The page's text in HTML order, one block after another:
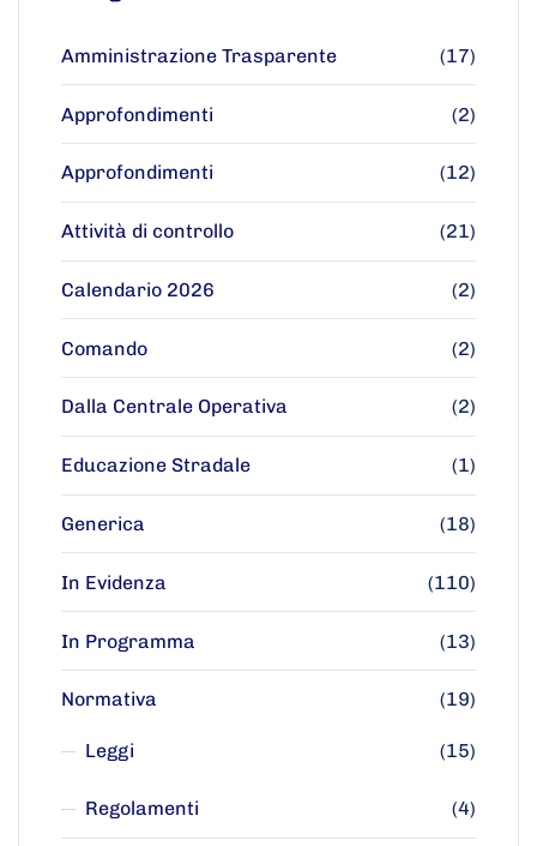
Amministrazione Trasparente (17)
Approfondimenti (2)
Approfondimenti (12)
Attività di controllo (21)
Calendario 2026 (2)
Comando (2)
Dalla Centrale Operativa (2)
Educazione Stradale (1)
Generica (18)
In Evidenza (110)
In Programma (13)
Normativa (19)
Leggi (15)
Regolamenti (4)